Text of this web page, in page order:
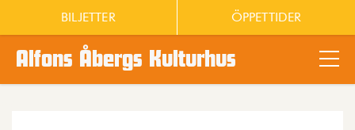
Alfons Åbergs Kulturhus
BILJETTER ÖPPETTIDER